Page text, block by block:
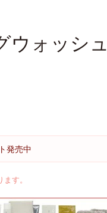
ウォッシュ
発売中
す。